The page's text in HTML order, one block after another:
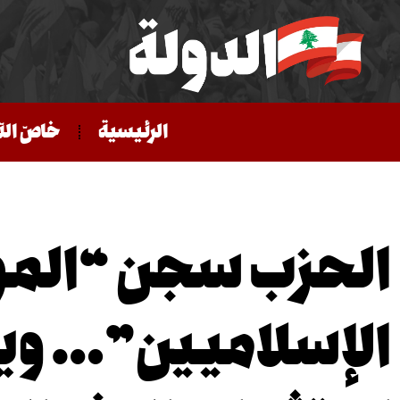
الرئيسية خاصّ
الحزب سجن
الإسلاميين”…